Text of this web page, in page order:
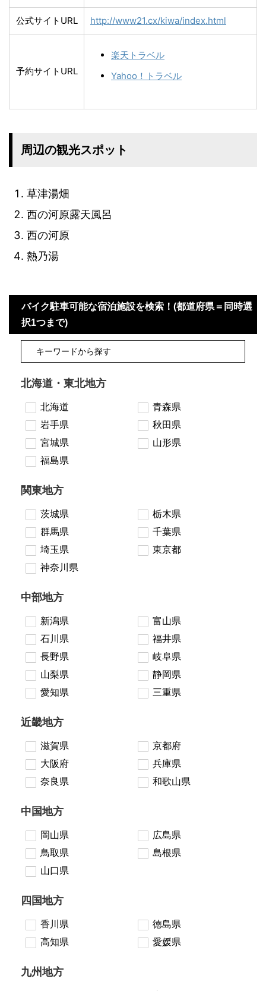
公式サイトURL http://www21.cx/kiwa/index.html
予約サイトURL
楽天トラベル
Yahoo！トラベル
周辺の観光スポット
草津湯畑
西の河原露天風呂
西の河原
熱乃湯
バイク駐車可能な宿泊施設を検索！(都道府県＝同時選
択1つまで)
北海道・東北地方
北海道
青森県
岩手県
秋田県
宮城県
山形県
福島県
関東地方
茨城県
栃木県
群馬県
千葉県
埼玉県
東京都
神奈川県
中部地方
新潟県
富山県
石川県
福井県
長野県
岐阜県
山梨県
静岡県
愛知県
三重県
近畿地方
滋賀県
京都府
大阪府
兵庫県
奈良県
和歌山県
中国地方
岡山県
広島県
鳥取県
島根県
山口県
四国地方
香川県
徳島県
高知県
愛媛県
九州地方